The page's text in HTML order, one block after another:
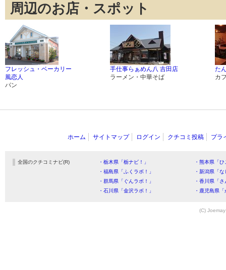
周辺のお店・スポット
フレッシュ・ベーカリー
風恋人
パン
手仕事らぁめん八 吉田店
ラーメン・中華そば
た
カ
ホーム サイトマップ ログイン クチコミ投稿 プラ
全国のクチコミナビ(R) ・栃木県「栃ナビ！」
・熊本県「
・福島県「ふくラボ！」
・新潟県「
・群馬県「ぐんラボ！」
・香川県「
・石川県「金沢ラボ！」
・鹿児島県
(C)